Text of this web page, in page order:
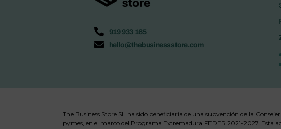
919 933 165
hello@thebusinessstore.com
The Business Store SL ha sido beneficiaria de una subvención de la
pymes, en el marco del Programa Extremadura FEDER 2021-2027. Esta